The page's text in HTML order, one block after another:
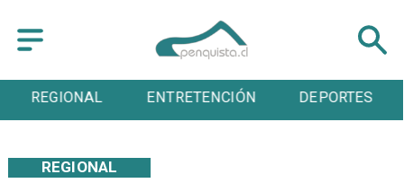
ENTRETENCIÓN DEPORTES CULTURA
REGIONAL